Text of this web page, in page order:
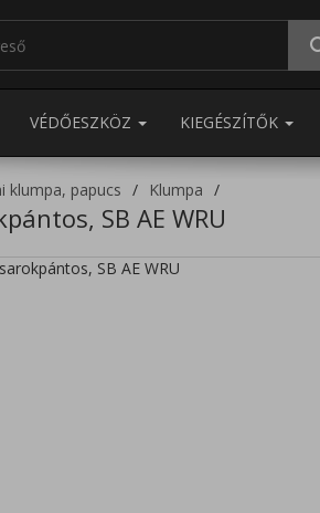
VÉDŐESZKÖZ KIEGÉSZÍTŐK
klumpa, papucs Klumpa
SB AE WRU